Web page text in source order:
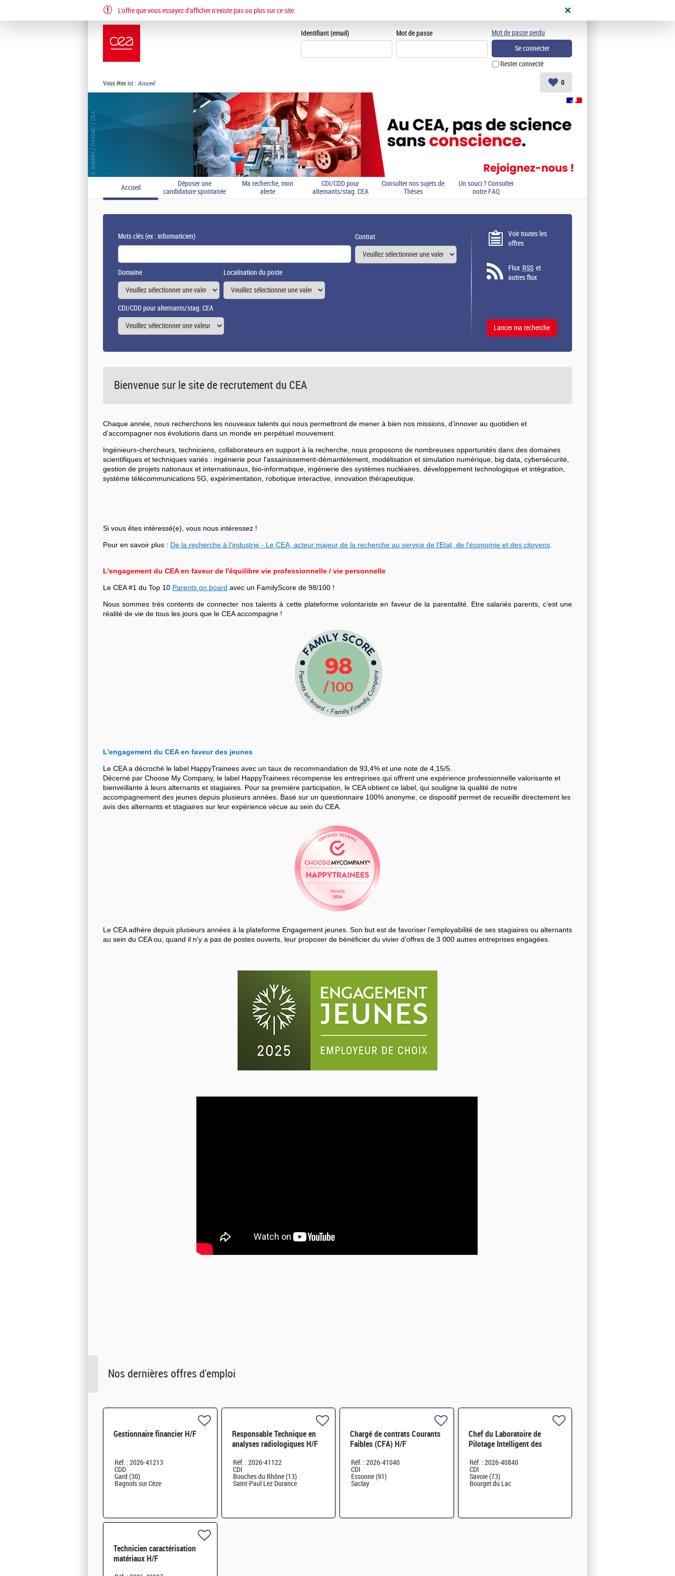
EN FR
Identifiant (email) Mot de passe
Rester connecté
Mot de passe perdu
Vous êtes ici : Accueil 0
Accueil
Déposer une
candidature spontanée
Ma recherche, mon
alerte
CDI/CDD pour
alternants/stag. CEA
Consulter nos sujets de
Thèses
Un souci ? Consulter
notre FAQ
Mots clés(ex : informaticien) Contrat
Domaine Localisation du poste
CDI/CDD pour alternants/stag. CEA
Voir toutes les
offres
Flux RSS et
autres flux
L'offre que vous essayez d'afficher n'existe pas ou plus sur ce site.
Bienvenue sur le site de recrutement du CEA
Chaque année, nous recherchons les nouveaux talents qui nous permettront de mener à bien nos missions, d’innover au quotidien et
d’accompagner nos évolutions dans un monde en perpétuel mouvement.
Ingénieurs-chercheurs, techniciens, collaborateurs en support à la recherche, nous proposons de nombreuses opportunités dans des domaines
scientifiques et techniques variés : ingénierie pour l'assainissement-démantèlement, modélisation et simulation numérique, big data, cybersécurité,
gestion de projets nationaux et internationaux, bio-informatique, ingénierie des systèmes nucléaires, développement technologique et intégration,
système télécommunications 5G, expérimentation, robotique interactive, innovation thérapeutique.
Si vous êtes intéressé(e), vous nous intéressez !
Pour en savoir plus : De la recherche à l'industrie - Le CEA, acteur majeur de la recherche au service de l'Etat, de l'économie et des citoyens.
L'engagement du CEA en faveur de l'équilibre vie professionnelle / vie personnelle
Le CEA #1 du Top 10 Parents on board avec un FamilyScore de 98/100 !
Nous sommes très contents de connecter nos talents à cette plateforme volontariste en faveur de la parentalité. Etre salariés parents, c’est une
réalité de vie de tous les jours que le CEA accompagne !
L'engagement du CEA en faveur des jeunes
Le CEA a décroché le label HappyTrainees avec un taux de recommandation de 93,4% et une note de 4,15/5.
Décerné par Choose My Company, le label HappyTrainees récompense les entreprises qui offrent une expérience professionnelle valorisante et
bienveillante à leurs alternants et stagiaires. Pour sa première participation, le CEA obtient ce label, qui souligne la qualité de notre
accompagnement des jeunes depuis plusieurs années. Basé sur un questionnaire 100% anonyme, ce dispositif permet de recueillir directement les
avis des alternants et stagiaires sur leur expérience vécue au sein du CEA.
Le CEA adhère depuis plusieurs années à la plateforme Engagement jeunes. Son but est de favoriser l’employabilité de ses stagiaires ou alternants
au sein du CEA ou, quand il n’y a pas de postes ouverts, leur proposer de bénéficier du vivier d’offres de 3 000 autres entreprises engagées.
Nos dernières offres d'emploi
Gestionnaire financier H/F
Réf. : 2026-41213
CDD
Gard (30)
Bagnols sur Cèze
Responsable Technique en
analyses radiologiques H/F
Réf. : 2026-41122
CDI
Bouches du Rhône (13)
Saint-Paul Lez Durance
Chargé de contrats Courants
Faibles (CFA) H/F
Réf. : 2026-41040
CDI
Essonne (91)
Saclay
Chef du Laboratoire de
Pilotage Intelligent des
H/F
Réf. : 2026-40840
CDI
Savoie (73)
Bourget du Lac
Technicien caractérisation
matériaux H/F